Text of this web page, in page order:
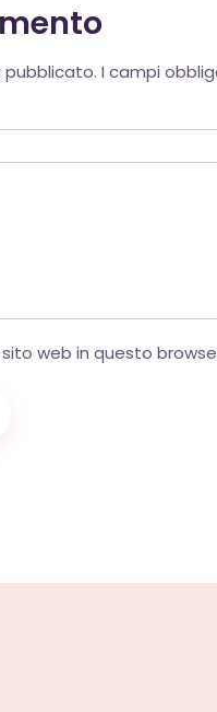
pubblicato. I campi
web in questo